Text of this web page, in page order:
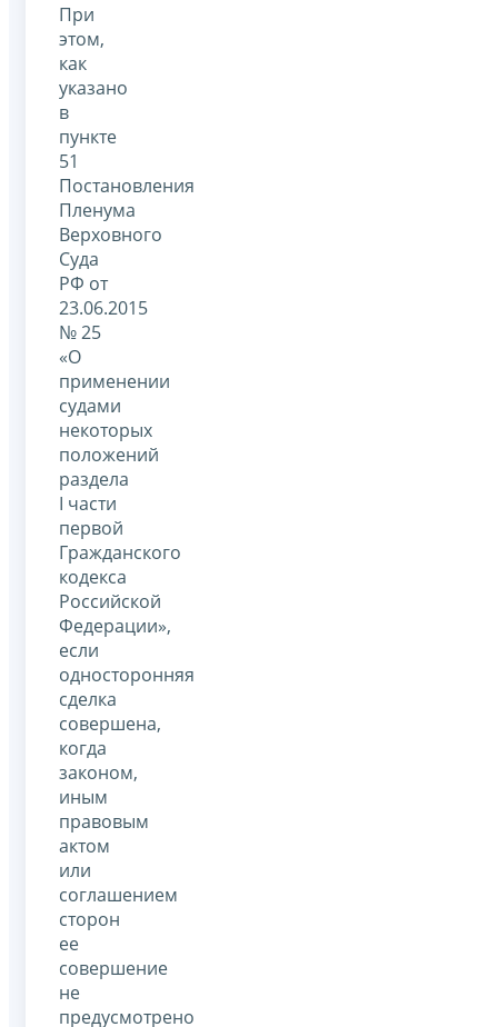
При
этом,
как
указано
в
пункте
51
Постановления
Пленума
Верховного
Суда
РФ от
23.06.2015
№ 25
«О
применении
судами
некоторых
положений
раздела
I части
первой
Гражданского
кодекса
Российской
Федерации»,
если
односторонняя
сделка
совершена,
когда
законом,
иным
правовым
актом
или
соглашением
сторон
ее
совершение
не
предусмотрено